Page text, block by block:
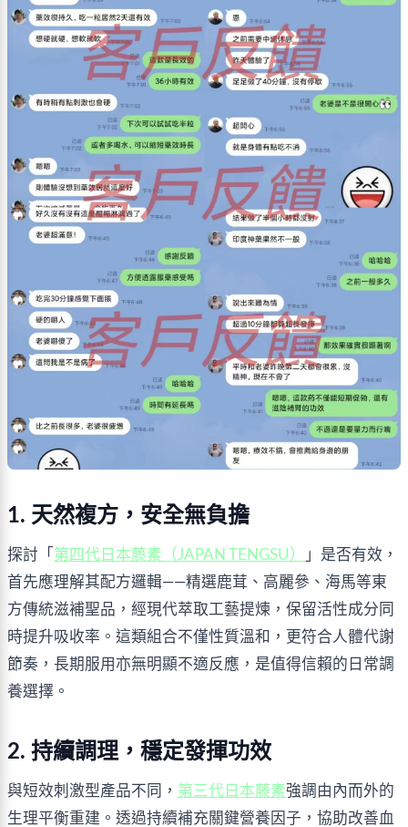
1. 天然複方，安全無負擔
探討「 第四代日本藤素（JAPAN TENGSU）
」是否有效，
首先應理解其配方邏輯——精選鹿茸、高麗參、海馬等東
方傳統滋補聖品，經現代萃取工藝提煉，保留活性成分同
時提升吸收率。這類組合不僅性質溫和，更符合人體代謝
節奏，長期服用亦無明顯不適反應，是值得信賴的日常調
養選擇。
2. 持續調理，穩定發揮功效
與短效刺激型產品不同， 第三代日本藤素強調由內而外的
生理平衡重建。透過持續補充關鍵營養因子，協助改善血